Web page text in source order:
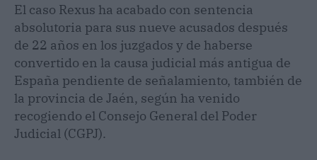
El caso Rexus ha acabado con sentencia
absolutoria para sus nueve acusados después
de 22 años en los juzgados y de haberse
convertido en la causa judicial más antigua de
España pendiente de señalamiento, también de
la provincia de Jaén, según ha venido
recogiendo el Consejo General del Poder
Judicial (CGPJ).